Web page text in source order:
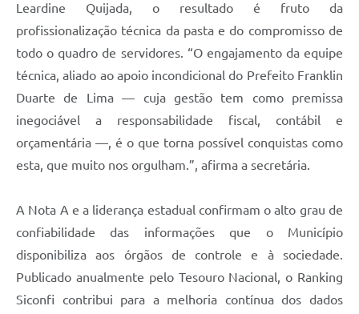
Leardine Quijada, o resultado é fruto da
profissionalização técnica da pasta e do compromisso de
todo o quadro de servidores. “O engajamento da equipe
técnica, aliado ao apoio incondicional do Prefeito Franklin
Duarte de Lima — cuja gestão tem como premissa
inegociável a responsabilidade fiscal, contábil e
orçamentária —, é o que torna possível conquistas como
esta, que muito nos orgulham.”, afirma a secretária.
A Nota A e a liderança estadual confirmam o alto grau de
confiabilidade das informações que o Município
disponibiliza aos órgãos de controle e à sociedade.
Publicado anualmente pelo Tesouro Nacional, o Ranking
Siconfi contribui para a melhoria contínua dos dados